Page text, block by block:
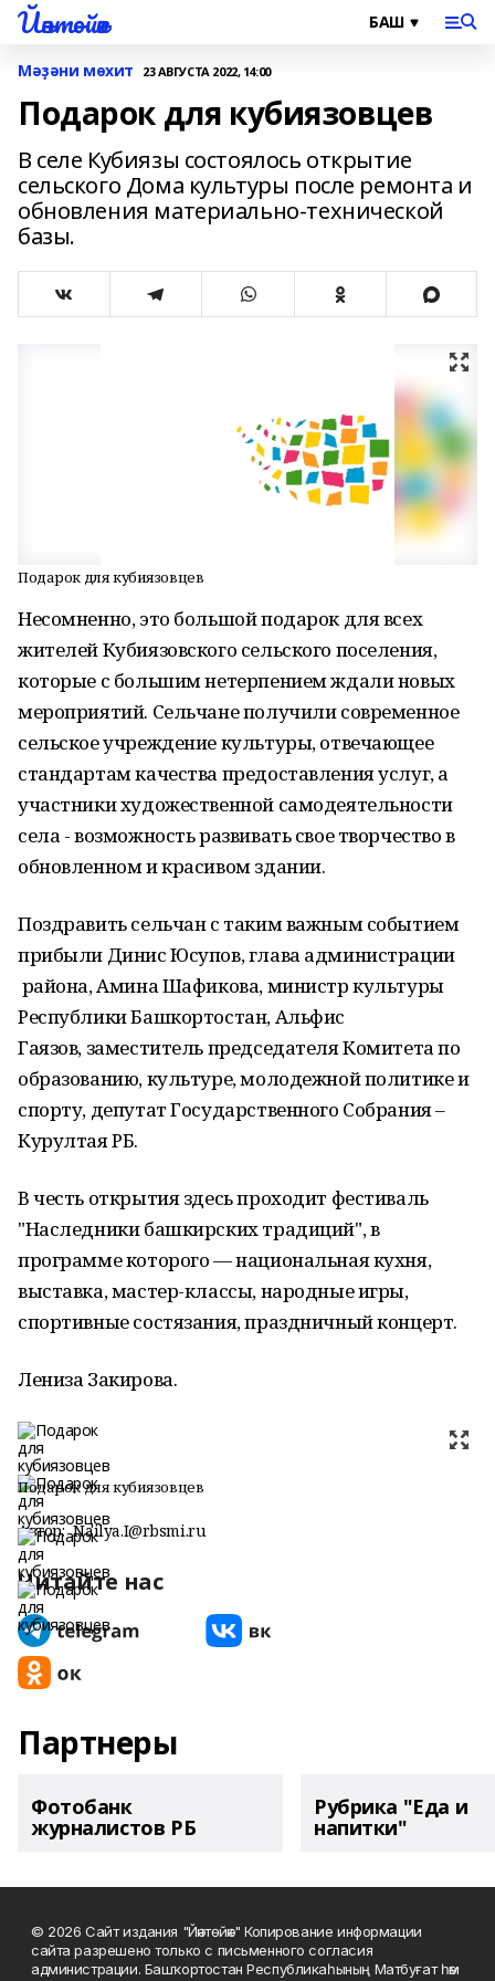
Йәнтөйәк
Мәҙәни мөхит 23 АВГУСТА 2022, 14:00
Подарок для кубиязовцев
В селе Кубиязы состоялось открытие
сельского Дома культуры после ремонта и
обновления материально-технической
базы.
Подарок для кубиязовцев
Несомненно, это большой подарок для всех
жителей Кубиязовского сельского поселения,
которые с большим нетерпением ждали новых
мероприятий. Сельчане получили современное
сельское учреждение культуры, отвечающее
стандартам качества предоставления услуг, а
участники художественной самодеятельности
села - возможность развивать свое творчество в
обновленном и красивом здании.
Поздравить сельчан с таким важным событием
прибыли Динис Юсупов, глава администрации
района, Амина Шафикова, министр культуры
Республики Башкортостан, Альфис
Гаязов, заместитель председателя Комитета по
образованию, культуре, молодежной политике и
спорту, депутат Государственного Собрания –
Курултая РБ.
В честь открытия здесь проходит фестиваль
"Наследники башкирских традиций", в
программе которого — национальная кухня,
выставка, мастер-классы, народные игры,
спортивные состязания, праздничный концерт.
Лениза Закирова.
Подарок для кубиязовцев
Автор: Nailya.I@rbsmi.ru
Читайте нас
Партнеры
Фотобанк
журналистов РБ
Рубрика "Еда и
напитки"
© 2026 Сайт издания "Йәнтөйәк" Копирование информации
сайта разрешено только с письменного согласия
администрации. Башҡортостан Республикаһының Матбуғат һәм